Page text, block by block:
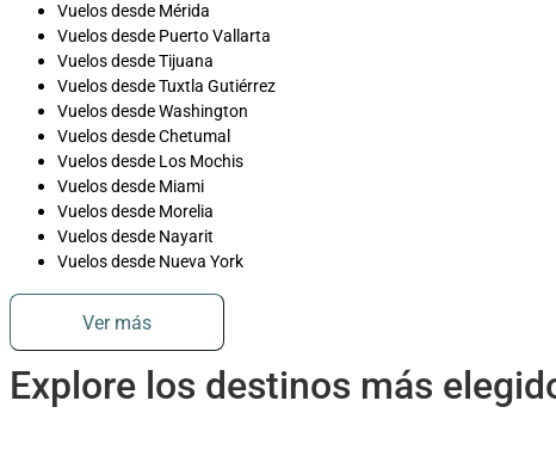
Vuelos desde Mérida
Vuelos desde Puerto Vallarta
Vuelos desde Tijuana
Vuelos desde Tuxtla Gutiérrez
Vuelos desde Washington
Vuelos desde Chetumal
Vuelos desde Los Mochis
Vuelos desde Miami
Vuelos desde Morelia
Vuelos desde Nayarit
Vuelos desde Nueva York
Ver más
Explore los destinos más